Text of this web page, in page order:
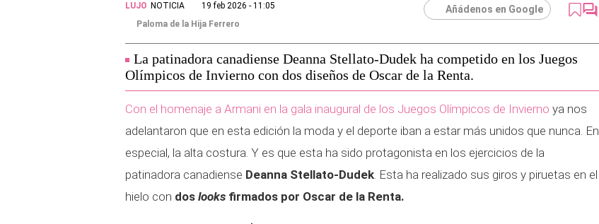
LUJO NOTICIA
19 feb 2026 - 11:05
Paloma de la Hija Ferrero
Añádenos en Google
La patinadora canadiense Deanna Stellato-Dudek ha competido en los Juegos
Olímpicos de Invierno con dos diseños de Oscar de la Renta.
Con el homenaje a Armani en la gala inaugural de los Juegos Olímpicos de Invierno ya nos
adelantaron que en esta edición la moda y el deporte iban a estar más unidos que nunca. En
especial, la alta costura. Y es que esta ha sido protagonista en los ejercicios de la
patinadora canadiense Deanna Stellato-Dudek. Esta ha realizado sus giros y piruetas en el
hielo con dos looks firmados por Oscar de la Renta.